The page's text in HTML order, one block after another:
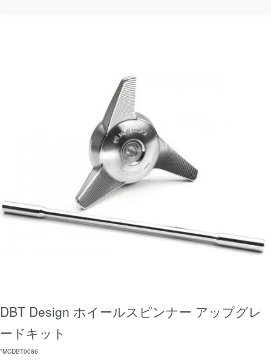
DBT Design ホイールスピンナー アップグレ
ードキット
*MCDBT0086